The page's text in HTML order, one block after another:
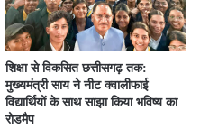
शिक्षा से विकसित छत्तीसगढ़ तक:
मुख्यमंत्री साय ने नीट क्वालीफाई
विद्यार्थियों के साथ साझा किया भविष्य का
रोडमैप